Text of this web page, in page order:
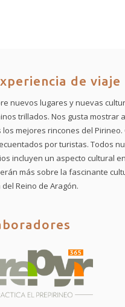
de viaje
nuevos lugares y nuevas
trillados. Nos gusta mostrar
los mejores rincones del Pirineo.
por turistas. Todos
incluyen un aspecto cultural
más sobre la fascinante
Reino de Aragón.